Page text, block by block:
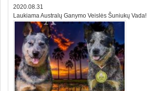
2020.08.31
Laukiama Australų Ganymo Veislės Šuniukų Vada!